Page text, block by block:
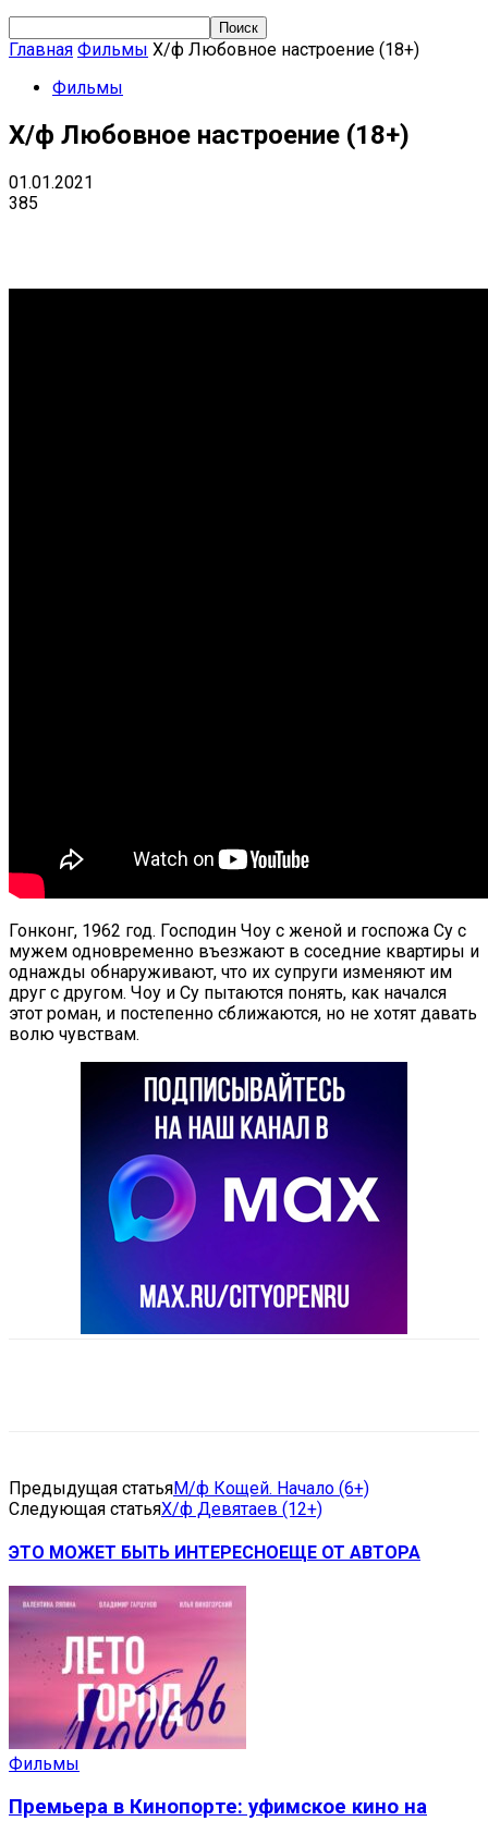
Главная Фильмы Х/ф Любовное настроение (18+)
Фильмы
Х/ф Любовное настроение (18+)
01.01.2021
385
Гонконг, 1962 год. Господин Чоу с женой и госпожа Су с
мужем одновременно въезжают в соседние квартиры и
однажды обнаруживают, что их супруги изменяют им
друг с другом. Чоу и Су пытаются понять, как начался
этот роман, и постепенно сближаются, но не хотят давать
волю чувствам.
Предыдущая статьяМ/ф Кощей. Начало (6+)
Следующая статьяХ/ф Девятаев (12+)
ЭТО МОЖЕТ БЫТЬ ИНТЕРЕСНОЕЩЕ ОТ АВТОРА
Фильмы
Премьера в Кинопорте: уфимское кино на